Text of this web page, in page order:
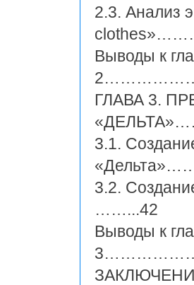
2.3. Анализ
Выводы к
ГЛАВА 3.
3.1.
3.2.
……...42
Выводы к